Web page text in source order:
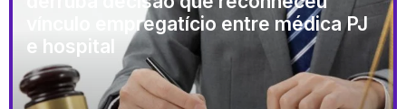
vínculo empregatício entre médica PJ
e hospital